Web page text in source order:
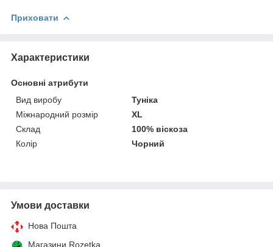
Приховати
Характеристики
Основні атрибути
Вид виробу
Туніка
Міжнародний розмір
XL
Склад
100% віскоза
Колір
Чорний
Умови доставки
Нова Пошта
Магазини Rozetka